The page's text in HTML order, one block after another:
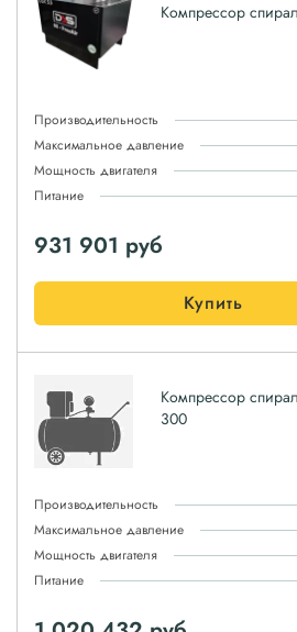
Компрессор
Производительность
Максимальное давление
Мощность двигателя
Питание
931 901 руб
Купить
Компрессор
300
Производительность
Максимальное давление
Мощность двигателя
Питание